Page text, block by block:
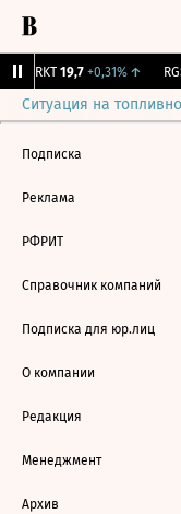
IRKT 19,7 +0,31%↑
Ситуация на
Подписка
Реклама
РФРИТ
Справочник компаний
Подписка для юр.лиц
О компании
Редакция
Менеджмент
Архив